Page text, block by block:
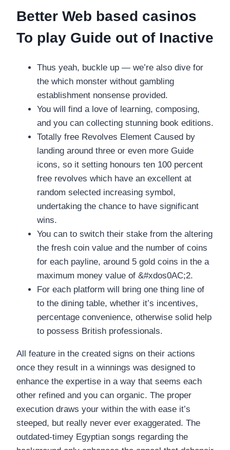
Better Web based casinos
To play Guide out of Inactive
Thus yeah, buckle up — we’re also dive for
the which monster without gambling
establishment nonsense provided.
You will find a love of learning, composing,
and you can collecting stunning book editions.
Totally free Revolves Element Caused by
landing around three or even more Guide
icons, so it setting honours ten 100 percent
free revolves which have an excellent at
random selected increasing symbol,
undertaking the chance to have significant
wins.
You can to switch their stake from the altering
the fresh coin value and the number of coins
for each payline, around 5 gold coins in the a
maximum money value of &#xdos0AC;2.
For each platform will bring one thing line of
to the dining table, whether it’s incentives,
percentage convenience, otherwise solid help
to possess British professionals.
All feature in the created signs on their actions
once they result in a winnings was designed to
enhance the expertise in a way that seems each
other refined and you can organic. The proper
execution draws your within the with ease it’s
steeped, but really never ever exaggerated. The
outdated-timey Egyptian songs regarding the